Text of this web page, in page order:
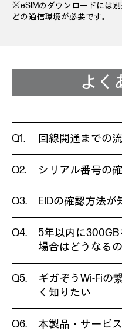
※eSIMのダウンロードには
どの通信環境が必要です。
よく
回線開通までの
シリアル番号の
EIDの確認方法が
5年以内に
場合はどうなる
ギガぞうWi-Fiの
く知りたい
本製品・サービ